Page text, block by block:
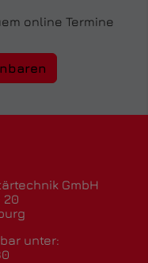
online Termine
GmbH
20
unter: